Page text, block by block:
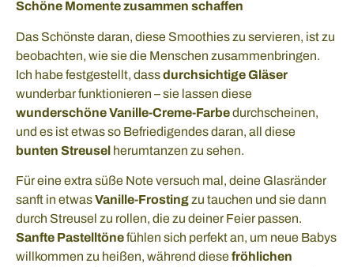
Schöne Momente zusammen schaffen
Das Schönste daran, diese Smoothies zu servieren, ist zu
beobachten, wie sie die Menschen zusammenbringen.
Ich habe festgestellt, dassdurchsichtige Gläser
wunderbar funktionieren – sie lassen diese
wunderschöne Vanille-Creme-Farbedurchscheinen,
und es ist etwas so Befriedigendes daran, all diese
bunten Streusel herumtanzen zu sehen.
Für eine extra süße Note versuch mal, deine Glasränder
sanft in etwasVanille-Frostingzu tauchen und sie dann
durch Streusel zu rollen, die zu deiner Feier passen.
Sanfte Pastelltönefühlen sich perfekt an, um neue Babys
willkommen zu heißen, während diesefröhlichen